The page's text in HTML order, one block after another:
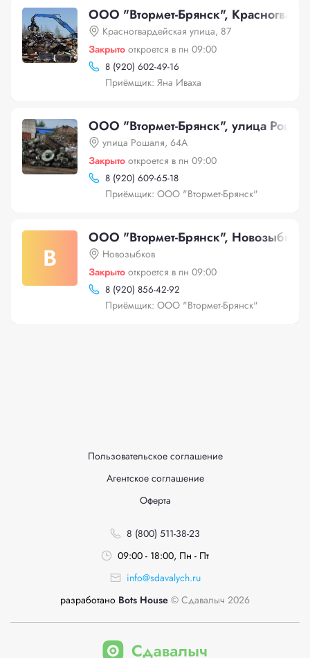
ООО "Втормет-Брянск",
Красногвардейская улица, 87
Закрыто откроется в пн 09:00
8 (920) 602-49-16
Приёмщик: Яна Иваха
ООО "Втормет-Брянск", улица
улица Рошаля, 64А
Закрыто откроется в пн 09:00
8 (920) 609-65-18
Приёмщик: ООО "Втормет-Брянск"
В
ООО "Втормет-Брянск", Новозыбков
Новозыбков
Закрыто откроется в пн 09:00
8 (920) 856-42-92
Приёмщик: ООО "Втормет-Брянск"
Пользовательское соглашение
Агентское соглашение
Оферта
8 (800) 511-38-23
09:00 - 18:00, Пн - Пт
info@sdavalych.ru
разработано Bots House © Сдавалыч 2026